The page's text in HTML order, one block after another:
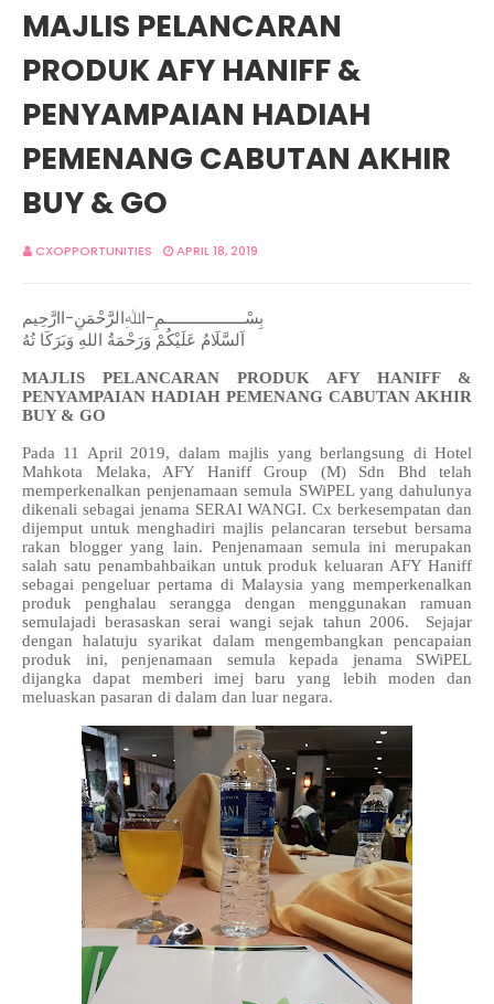
MAJLIS PELANCARAN
PRODUK AFY HANIFF &
PENYAMPAIAN HADIAH
PEMENANG CABUTAN AKHIR
BUY & GO
CXOPPORTUNITIES APRIL 18, 2019
بِسْــــــــــــــــــمِ-اﷲِالرَّحْمَنِ-اارَّحِيم
اَلسَّلَامُ عَلَيْكُمْ وَرَحْمَةُ اللهِ وَبَرَكَا تُهُ
MAJLIS PELANCARAN PRODUK AFY HANIFF&
PENYAMPAIAN HADIAH PEMENANG CABUTAN AKHIR
BUY & GO
Pada 11 April 2019, dalam majlis yang berlangsung di Hotel
Mahkota Melaka, AFY Haniff Group (M) Sdn Bhd telah
memperkenalkan penjenamaan semula SWiPEL yang dahulunya
dikenali sebagai jenama SERAI WANGI. Cx berkesempatan dan
dijemput untuk menghadiri majlis pelancaran tersebut bersama
rakan blogger yang lain. Penjenamaan semula ini merupakan
salah satu penambahbaikan untuk produk keluaran AFY Haniff
sebagai pengeluar pertama di Malaysia yang memperkenalkan
produk penghalau serangga dengan menggunakan ramuan
semulajadi berasaskan serai wangi sejak tahun 2006. Sejajar
dengan halatuju syarikat dalam mengembangkan pencapaian
produk ini, penjenamaan semula kepada jenama SWiPEL
dijangka dapat memberi imej baru yang lebih moden dan
meluaskan pasaran di dalam dan luar negara.